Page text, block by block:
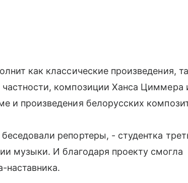
как классические произведения,
композиции Ханса Циммера
и произведения белорусских
репортеры, - студентка
музыки. И благодаря проекту смогла
наставника.